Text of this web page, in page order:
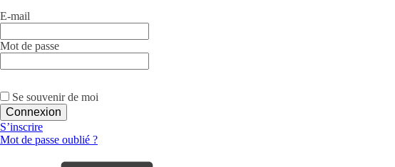
E-mail
Mot de passe
Se souvenir de moi
S’inscrire
Mot de passe oublié ?